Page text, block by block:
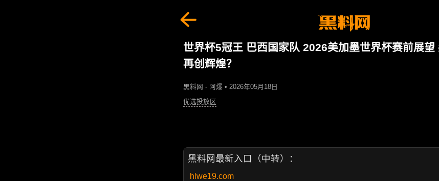
世界杯5冠王 巴西国家队 2026美加墨世界杯赛前展望
再创辉煌？
黑料网 - 阿爆 • 2026年05月18日
优选投放区
黑料网最新入口（中转）：
hlwe19.com